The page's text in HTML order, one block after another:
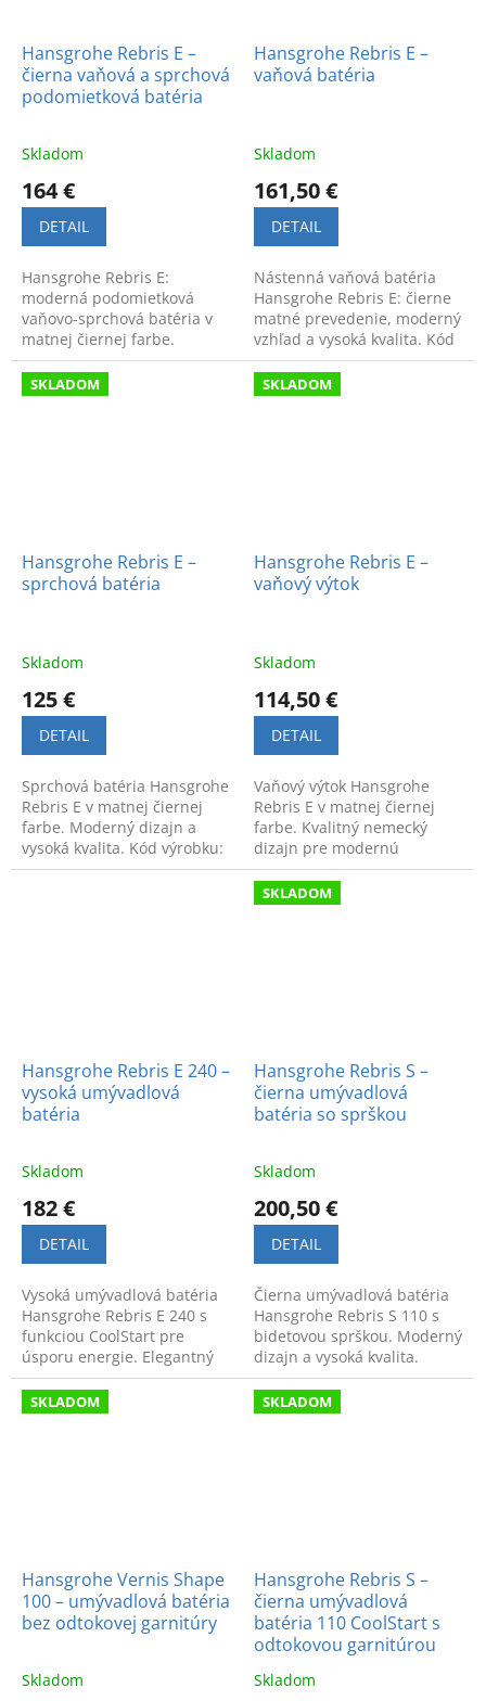
Hansgrohe Rebris E –
čierna vaňová a sprchová
podomietková batéria
Skladom
164 €
DETAIL
Hansgrohe Rebris E:
moderná podomietková
vaňovo-sprchová batéria v
matnej čiernej farbe.
Kvalitný dizajn a luxusný
vzhľad pre vašu kúpeľňu.
Hansgrohe Rebris E –
vaňová batéria
Skladom
161,50 €
DETAIL
Nástenná vaňová batéria
Hansgrohe Rebris E: čierne
matné prevedenie, moderný
vzhľad a vysoká kvalita. Kód
výrobku: 72450670.
SKLADOM
Hansgrohe Rebris E –
sprchová batéria
Skladom
125 €
DETAIL
Sprchová batéria Hansgrohe
Rebris E v matnej čiernej
farbe. Moderný dizajn a
vysoká kvalita. Kód výrobku:
72650670.
SKLADOM
Hansgrohe Rebris E –
vaňový výtok
Skladom
114,50 €
DETAIL
Vaňový výtok Hansgrohe
Rebris E v matnej čiernej
farbe. Kvalitný nemecký
dizajn pre modernú
kúpeľňu. Elegantný a
funkčný doplnok pre váš
relax.
Hansgrohe Rebris E 240 –
vysoká umývadlová
batéria
Skladom
182 €
DETAIL
Vysoká umývadlová batéria
Hansgrohe Rebris E 240 s
funkciou CoolStart pre
úsporu energie. Elegantný
dizajn a prvotriedna kvalita.
Kód produktu: 72581000.
SKLADOM
Hansgrohe Rebris S –
čierna umývadlová
batéria so sprškou
Skladom
200,50 €
DETAIL
Čierna umývadlová batéria
Hansgrohe Rebris S 110 s
bidetovou sprškou. Moderný
dizajn a vysoká kvalita.
Navštívte náš showroom v
Bratislave a pozrite si ju
naživo.
SKLADOM
Hansgrohe Vernis Shape
100 – umývadlová batéria
bez odtokovej garnitúry
Skladom
SKLADOM
Hansgrohe Rebris S –
čierna umývadlová
batéria 110 CoolStart s
odtokovou garnitúrou
Skladom